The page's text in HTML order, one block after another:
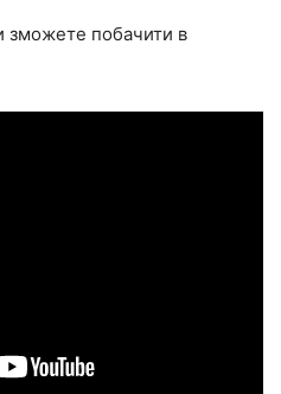
зможете побачити в